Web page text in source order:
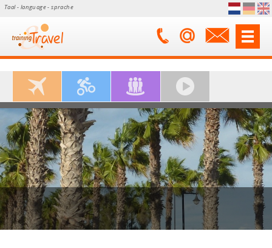
Taal - language - sprache